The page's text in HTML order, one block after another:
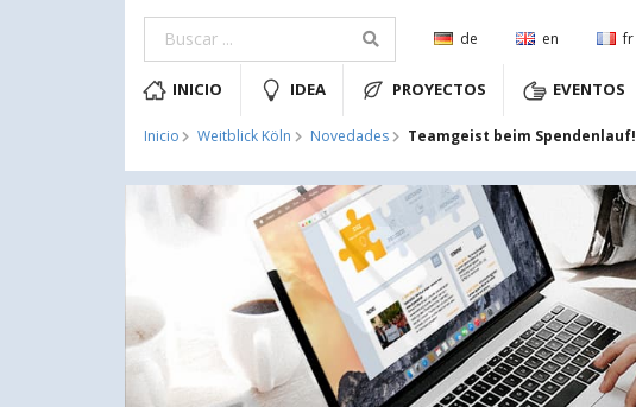
de en fr
INICIO IDEA PROYECTOS EVENTOS
Inicio Weitblick Köln Novedades Teamgeist beim Spendenlauf!